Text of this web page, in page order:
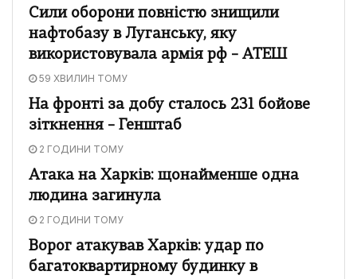
Сили оборони повністю знищили
нафтобазу в Луганську, яку
використовувала армія рф – АТЕШ
59 ХВИЛИН ТОМУ
На фронті за добу сталось 231 бойове
зіткнення – Генштаб
2 ГОДИНИ ТОМУ
Атака на Харків: щонайменше одна
людина загинула
2 ГОДИНИ ТОМУ
Ворог атакував Харків: удар по
багатоквартирному будинку в